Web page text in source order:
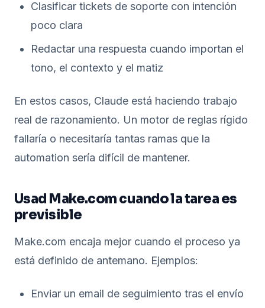
Clasificar tickets de soporte con intención
poco clara
Redactar una respuesta cuando importan el
tono, el contexto y el matiz
En estos casos, Claude está haciendo trabajo
real de razonamiento. Un motor de reglas rígido
fallaría o necesitaría tantas ramas que la
automation sería difícil de mantener.
Usad Make.com cuando la tarea es
previsible
Make.com encaja mejor cuando el proceso ya
está definido de antemano. Ejemplos:
Enviar un email de seguimiento tras el envío